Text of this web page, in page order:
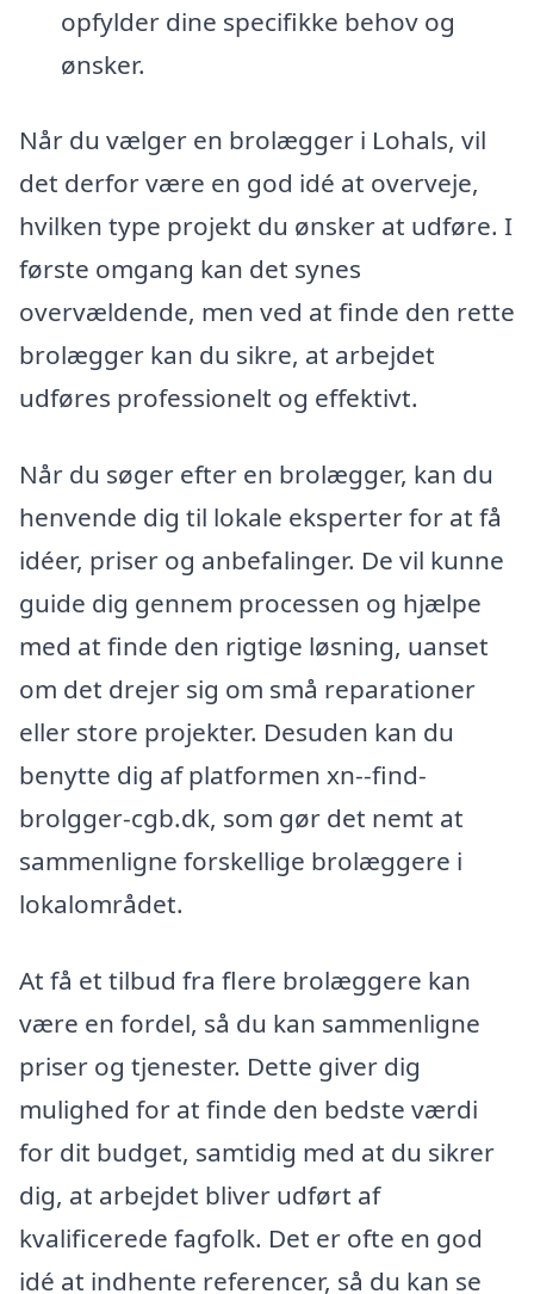
opfylder dine specifikke behov og
ønsker.
Når du vælger en brolægger i Lohals, vil
det derfor være en god idé at overveje,
hvilken type projekt du ønsker at udføre. I
første omgang kan det synes
overvældende, men ved at finde den rette
brolægger kan du sikre, at arbejdet
udføres professionelt og effektivt.
Når du søger efter en brolægger, kan du
henvende dig til lokale eksperter for at få
idéer, priser og anbefalinger. De vil kunne
guide dig gennem processen og hjælpe
med at finde den rigtige løsning, uanset
om det drejer sig om små reparationer
eller store projekter. Desuden kan du
benytte dig af platformen xn--find-
brolgger-cgb.dk, som gør det nemt at
sammenligne forskellige brolæggere i
lokalområdet.
At få et tilbud fra flere brolæggere kan
være en fordel, så du kan sammenligne
priser og tjenester. Dette giver dig
mulighed for at finde den bedste værdi
for dit budget, samtidig med at du sikrer
dig, at arbejdet bliver udført af
kvalificerede fagfolk. Det er ofte en god
idé at indhente referencer, så du kan se